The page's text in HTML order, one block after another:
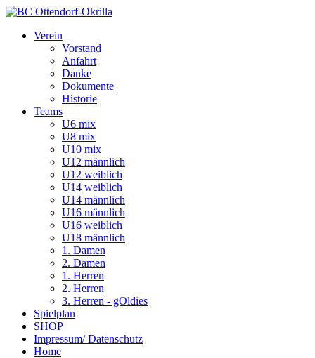
Verein
Vorstand
Anfahrt
Danke
Dokumente
Historie
Teams
U6 mix
U8 mix
U10 mix
U12 männlich
U12 weiblich
U14 weiblich
U14 männlich
U16 männlich
U16 weiblich
U18 männlich
1. Damen
2. Damen
1. Herren
2. Herren
3. Herren - gOldies
Spielplan
SHOP
Impressum/ Datenschutz
Home